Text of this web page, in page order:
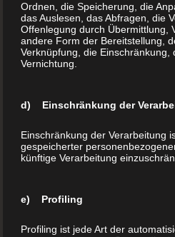
Home
Aktion
Buchdruck (Ihr Buch drucken)
Softcover Buch
Kleine Auflage drucken
Veredelung
Ordnen, die Speicherung, die
das Auslesen, das Abfragen, die
Offenlegung durch Übermittlung,
andere Form der Bereitstellung,
Verknüpfung, die Einschränkung,
Vernichtung.
d) Einschränkung der
Einschränkung der Verarbeitung
gespeicherter
künftige Verarbeitung
e) Profiling
Profiling ist jede Art der